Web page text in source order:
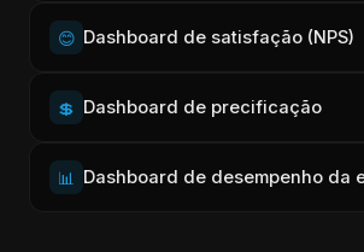
😊 Dashboard de satisfação (NPS)
💲 Dashboard de precificação
📊 Dashboard de desempenho da